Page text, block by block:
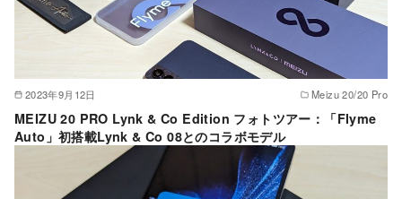
2023年9月12日 Meizu 20/20 Pro
MEIZU 20 PRO Lynk & Co Edition フォトツアー：「Flyme
Auto」初搭載Lynk & Co 08とのコラボモデル